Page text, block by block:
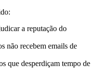
a reputação do
não recebem emails de
que desperdiçam tempo de